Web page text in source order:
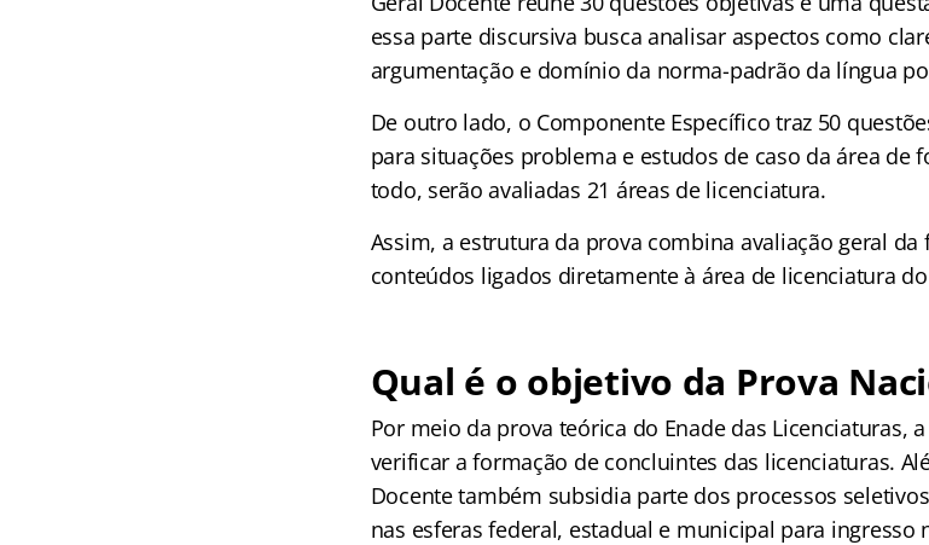
essa parte discursiva busca analisar aspectos como
argumentação e domínio da norma-padrão da língua
De outro lado, o Componente Específico traz 50
para situações problema e estudos de caso da área de
todo, serão avaliadas 21 áreas de licenciatura.
Assim, a estrutura da prova combina avaliação geral
conteúdos ligados diretamente à área de licenciatura
Qual é o objetivo da Prova
Por meio da prova teórica do Enade das Licenciaturas,
verificar a formação de concluintes das licenciaturas.
Docente também subsidia parte dos processos
nas esferas federal, estadual e municipal para ingresso